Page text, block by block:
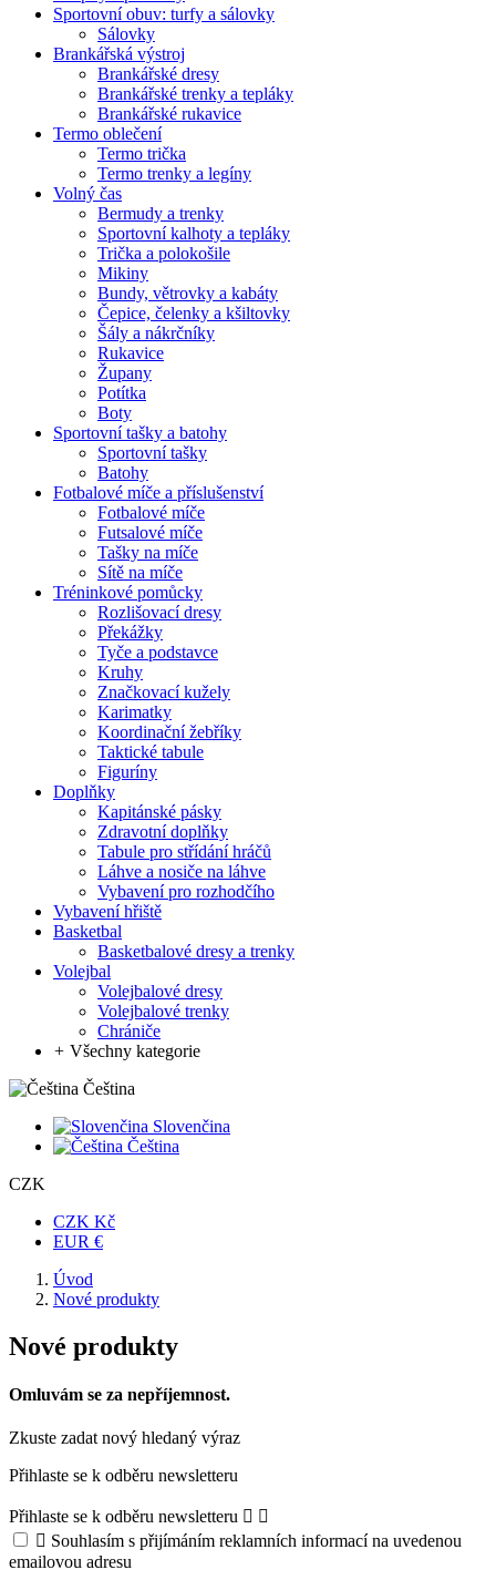
Sportovní obuv: turfy a sálovky
Sálovky
Brankářská výstroj
Brankářské dresy
Brankářské trenky a tepláky
Brankářské rukavice
Termo oblečení
Termo trička
Termo trenky a legíny
Volný čas
Bermudy a trenky
Sportovní kalhoty a tepláky
Trička a polokošile
Mikiny
Bundy, větrovky a kabáty
Čepice, čelenky a kšiltovky
Šály a nákrčníky
Rukavice
Župany
Potítka
Boty
Sportovní tašky a batohy
Sportovní tašky
Batohy
Fotbalové míče a příslušenství
Fotbalové míče
Futsalové míče
Tašky na míče
Sítě na míče
Tréninkové pomůcky
Rozlišovací dresy
Překážky
Tyče a podstavce
Kruhy
Značkovací kužely
Karimatky
Koordinační žebříky
Taktické tabule
Figuríny
Doplňky
Kapitánské pásky
Zdravotní doplňky
Tabule pro střídání hráčů
Láhve a nosiče na láhve
Vybavení pro rozhodčího
Vybavení hřiště
Basketbal
Basketbalové dresy a trenky
Volejbal
Volejbalové dresy
Volejbalové trenky
Chrániče
+ Všechny kategorie
Čeština
Slovenčina
Čeština
CZK
CZK Kč
EUR €
Úvod
Nové produkty
Nové produkty
Omluvám se za nepříjemnost.
Zkuste zadat nový hledaný výraz
Přihlaste se k odběru newsletteru
Přihlaste se k odběru newsletteru  
 Souhlasím s přijímáním reklamních informací na uvedenou
emailovou adresu